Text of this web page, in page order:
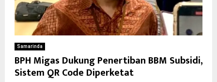
Samarinda
BPH Migas Dukung Penertiban BBM Subsidi,
Sistem QR Code Diperketat